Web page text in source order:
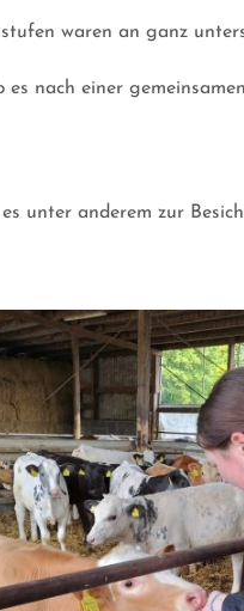
waren an ganz
es nach einer
unter anderem zur